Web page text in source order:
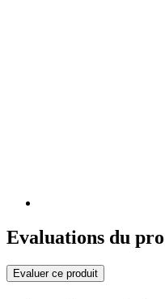
Evaluations du
Evaluer ce produit